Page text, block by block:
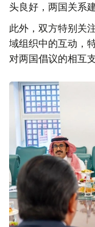
头良好，两国关系
此外，双方特别关
域组织中的互动，
对两国倡议的相互支